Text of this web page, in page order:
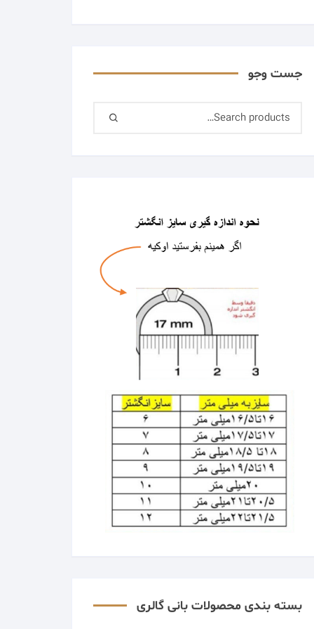
جست وجو
بسته بندی محصولات بانی گالری